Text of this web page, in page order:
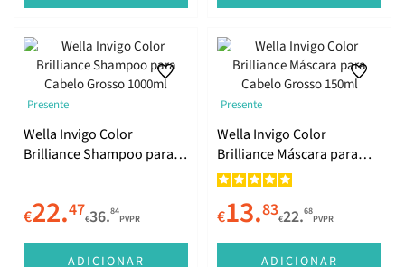
Presente
Wella Invigo Color
Brilliance Shampoo para
€22.47€36.84
PVPR
ADICIONAR
Presente
Wella Invigo Color
Brilliance Máscara para
Cabelo Grosso 150ml
€13.83€22.68
PVPR
ADICIONAR